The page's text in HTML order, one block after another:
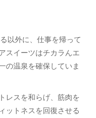
以外に、仕事を帰って
スイーツはチカラんエ
の温泉を確保していま
レスを和らげ、筋肉を
ットネスを回復させる